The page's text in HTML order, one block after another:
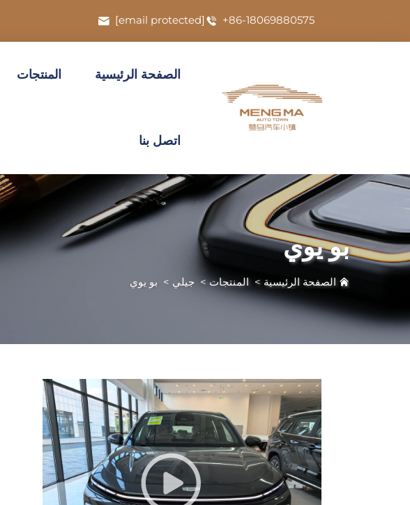
+86-18069880575
[email protected]
الصفحة الرئيسية المنتجات
اتصل بنا
بو يوي
الصفحة الرئيسية >المنتجات> جيلي > بو يوي